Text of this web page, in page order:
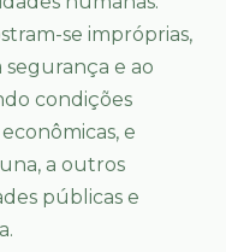
se impróprias,
segurança e ao
condições
e
a outros
públicas e